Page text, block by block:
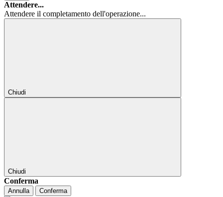
Attendere...
Attendere il completamento dell'operazione...
Chiudi
Chiudi
Conferma
Annulla Conferma